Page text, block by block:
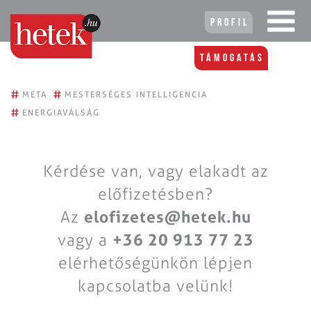
Profil
Támogatás
# META # MESTERSÉGES INTELLIGENCIA
# ENERGIAVÁLSÁG
Kérdése van, vagy elakadt az
előfizetésben?
Az elofizetes@hetek.hu
vagy a +36 20 913 77 23
elérhetőségünkön lépjen
kapcsolatba velünk!